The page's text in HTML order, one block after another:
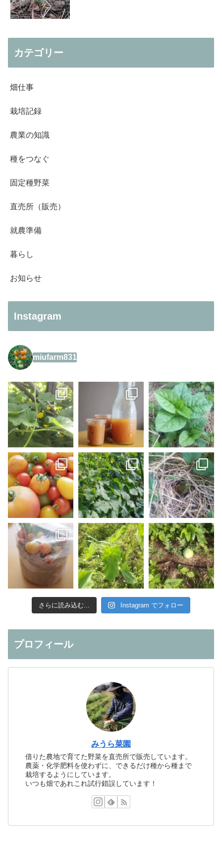
カテゴリー
畑仕事
栽培記録
農業の知識
種をつなぐ
固定種野菜
直売所（販売）
就農準備
暮らし
お知らせ
Instagram
miufarm831
さらに読み込む... Instagram でフォロー
プロフィール
みうら菜園
借りた農地で育てた野菜を直売所で販売しています。
農薬・化学肥料を使わずに、できるだけ種から種まで
栽培するようにしています。
いつも畑であれこれ試行錯誤しています！